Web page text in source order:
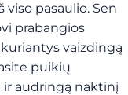
pasaulio. Sen
prabangios
vaizdingą
puikių
audringą naktinį